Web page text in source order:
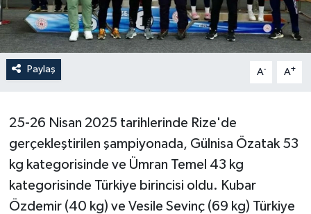
Paylaş A- A+
25-26 Nisan 2025 tarihlerinde Rize'de
gerçekleştirilen şampiyonada, Gülnisa Özatak 53
kg kategorisinde ve Ümran Temel 43 kg
kategorisinde Türkiye birincisi oldu. Kubar
Özdemir (40 kg) ve Vesile Sevinç (69 kg) Türkiye